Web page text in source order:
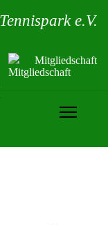
e.V.
Mitgliedschaft